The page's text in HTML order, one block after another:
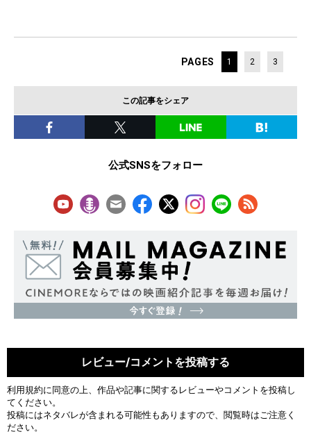
PAGES 1 2 3
この記事をシェア
公式SNSをフォロー
レビュー/コメントを投稿する
利用規約に同意の上、作品や記事に関するレビューやコメントを投稿し
てください。
投稿にはネタバレが含まれる可能性もありますので、閲覧時はご注意く
ださい。